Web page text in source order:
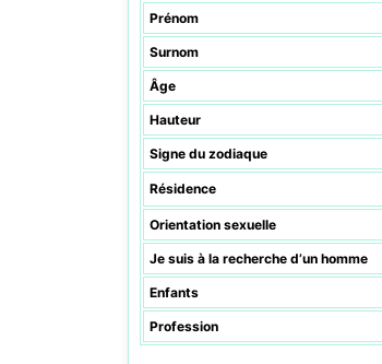
Prénom
Surnom
Âge
Hauteur
Signe du zodiaque
Résidence
Orientation sexuelle
Je suis à la recherche d’un homme
Enfants
Profession